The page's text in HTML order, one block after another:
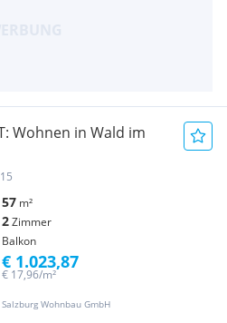
Wohnen in Wald im
57 m²
2Zimmer
Balkon
Salzburg Wohnbau GmbH
€ 17,96/m²
€ 1.023,87